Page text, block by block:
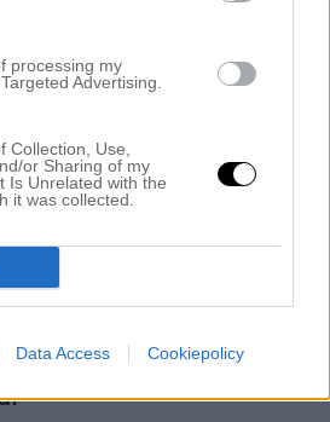
processing my
Advertising.
Collection, Use,
or Sharing of my
Is Unrelated with the
it was collected.
Data Access Cookiepolicy
Älskar det fast jag aldrig varit dit
köpt förresten. Jag inser att jag
i, som är för stor för de väskor
lyxproblem…